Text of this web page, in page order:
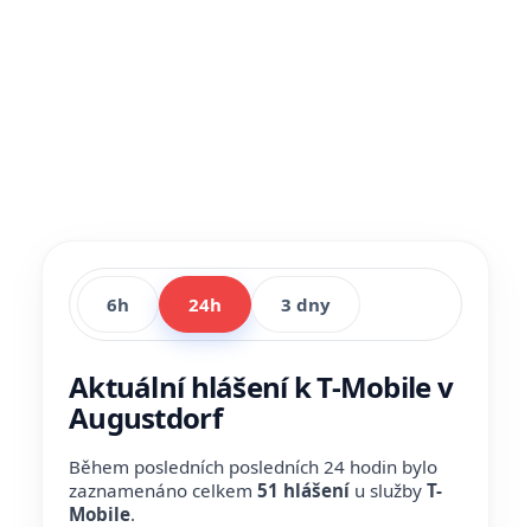
6h 24h 3 dny
Aktuální hlášení k T-Mobile v
Augustdorf
Během posledních posledních 24 hodin bylo
zaznamenáno celkem 51 hlášení u služby T-
Mobile.